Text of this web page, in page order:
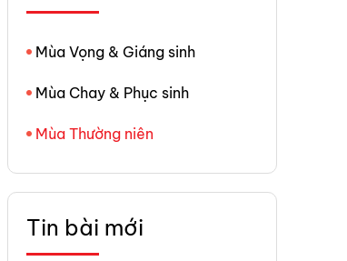
Mùa Vọng & Giáng sinh
Mùa Chay & Phục sinh
Mùa Thường niên
Tin bài mới